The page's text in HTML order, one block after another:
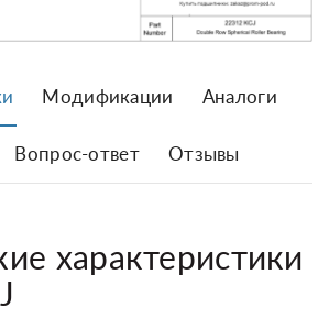
Модификации Аналоги
Вопрос-ответ Отзывы
характеристики